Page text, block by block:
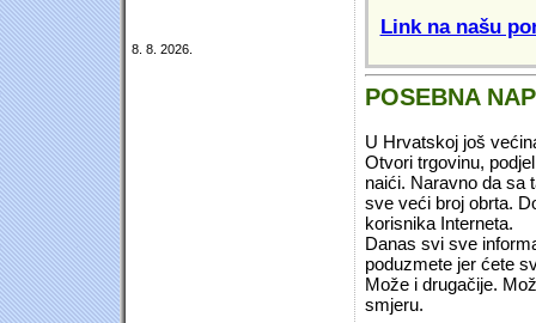
8. 8. 2026.
Link na našu
POSEBNA
U Hrvatskoj još
Otvori trgovinu,
naići. Naravno da sa
sve veći broj obrta.
korisnika Interneta.
Danas svi sve
poduzmete jer ćete
Može i drugačije.
smjeru.